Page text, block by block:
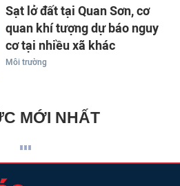
Sạt lở đất tại Quan Sơn, cơ
quan khí tượng dự báo nguy
cơ tại nhiều xã khác
Môi trường
MỚI NHẤT